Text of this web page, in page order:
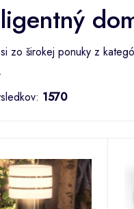
zo širokej ponuky z
1570